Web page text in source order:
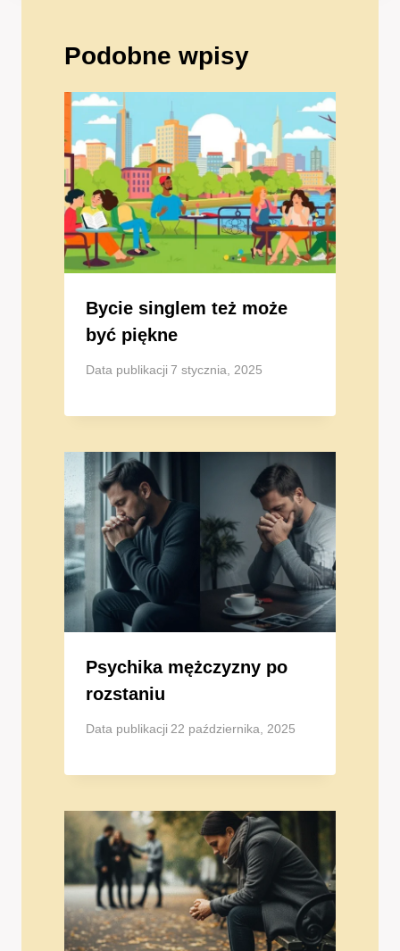
Podobne wpisy
Bycie singlem też może
być piękne
Data publikacji 7 stycznia, 2025
Psychika mężczyzny po
rozstaniu
Data publikacji 22 października, 2025